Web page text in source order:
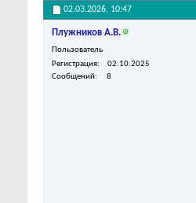
02.03.2026, 10:47
Плужников А.В.
Пользователь
Регистрация
02.10.2025
Сообщений
8